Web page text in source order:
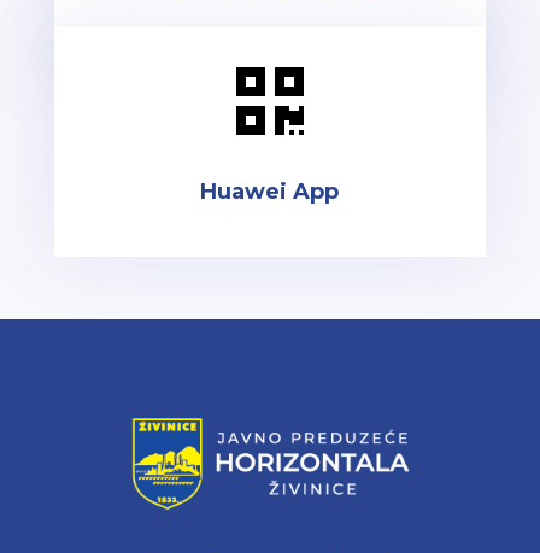

Huawei App